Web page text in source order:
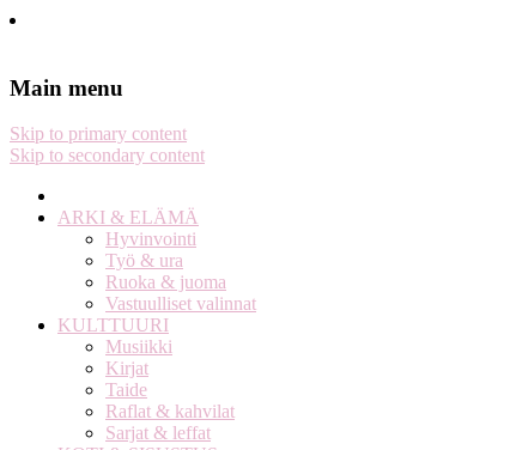
Notes on a life
Main menu
Skip to primary content
Skip to secondary content
ARKI & ELÄMÄ
Hyvinvointi
Työ & ura
Ruoka & juoma
Vastuulliset valinnat
KULTTUURI
Musiikki
Kirjat
Taide
Raflat & kahvilat
Sarjat & leffat